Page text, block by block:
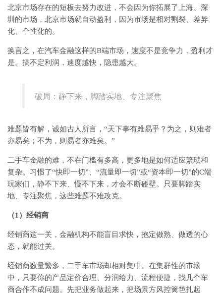
北京市场存在的短板去努力改进，不会因为你拓展了上海、深
圳的市场，北京市场就自动盈利，因为市场是相对割裂、差异
化、个性化的。
换言之，在汽车金融这样的B端市场，速度不是竞争力，盈利才
是。搞不定利润，速度越快，隐患越大。
破局：静下来，脚踏实地、专注聚焦
难题皆有解，诚如古人所言，“天下事有难易乎？为之，则难者
亦易矣；不为，则易者亦难矣。”
二手车金融的难，不在门槛有多高，更多地是如何适应繁琐和
复杂。习惯了“快即一切”、“流量即一切”或“资本即一切”的C端
玩家们，静不下来、慢不下来，才会不断碰壁。只要脚踏实
地、专注聚焦，这些难题不难攻克。
（1）经销商
经销商这一关，金融机构不能盲目求快，抱定做熟、做透的心
态，就能过关。
经销商数量繁多，二手车市场却相对集中。在集群性的市场
中，只要你的产品定价合理、分润给力、流程便捷，找几个车
商合作不成问题。先把业务做起来，把场景方风控篱笆扎起